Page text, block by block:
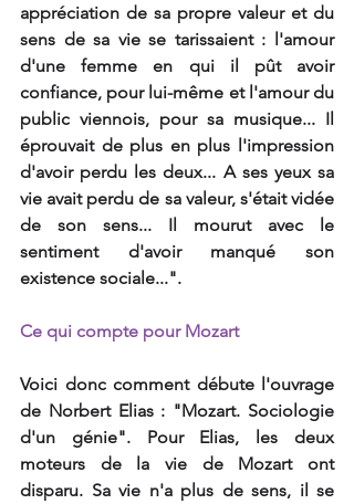
appréciation de sa propre valeur et du
sens de sa vie se tarissaient : l'amour
d'une femme en qui il pût avoir
confiance, pour lui-même et l'amour du
public viennois, pour sa musique... Il
éprouvait de plus en plus l'impression
d'avoir perdu les deux... A ses yeux sa
vie avait perdu de sa valeur, s'était vidée
de son sens... Il mourut avec le
sentiment d'avoir manqué son
existence sociale...".
Ce qui compte pour Mozart
Voici donc comment débute l'ouvrage
de Norbert Elias : "Mozart. Sociologie
d'un génie". Pour Elias, les deux
moteurs de la vie de Mozart ont
disparu. Sa vie n'a plus de sens, il se